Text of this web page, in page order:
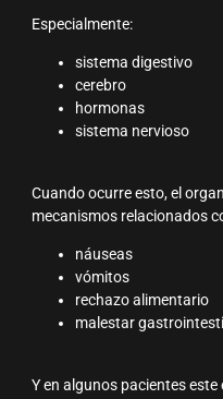
Especialmente:
sistema digestivo
cerebro
hormonas
sistema nervioso
Cuando ocurre esto, el
mecanismos relacionados
náuseas
vómitos
rechazo alimentario
malestar
Y en algunos pacientes